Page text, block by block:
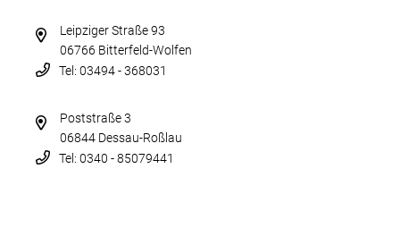
Leipziger Straße 93
06766 Bitterfeld-Wolfen
Tel: 03494 - 368031
Poststraße 3
06844 Dessau-Roßlau
Tel: 0340 - 85079441